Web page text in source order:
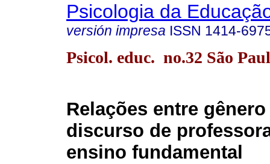
Psicologia da
versión impresa ISSN 1414-
Psicol. educ. no.32 São
Relações entre
discurso de
ensino fundamental